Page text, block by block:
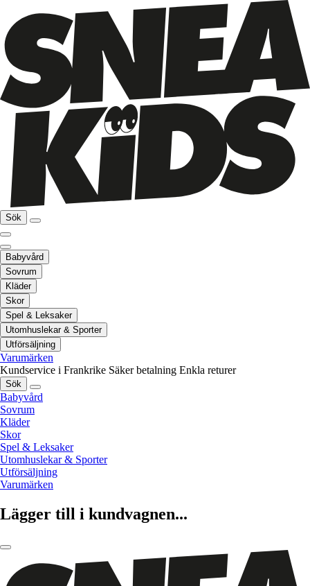
Sök
Babyvård
Sovrum
Kläder
Skor
Spel & Leksaker
Utomhuslekar & Sporter
Utförsäljning
Varumärken
Kundservice i Frankrike Säker betalning Enkla returer
Sök
Babyvård
Sovrum
Kläder
Skor
Spel & Leksaker
Utomhuslekar & Sporter
Utförsäljning
Varumärken
Lägger till i kundvagnen...